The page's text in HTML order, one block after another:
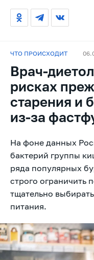
ЧТО ПРОИСХОДИТ
Врач-
рисках
старения и
из-за
На фоне данных
бактерий группы
ряда популярных
строго ограничить
тщательно
питания.